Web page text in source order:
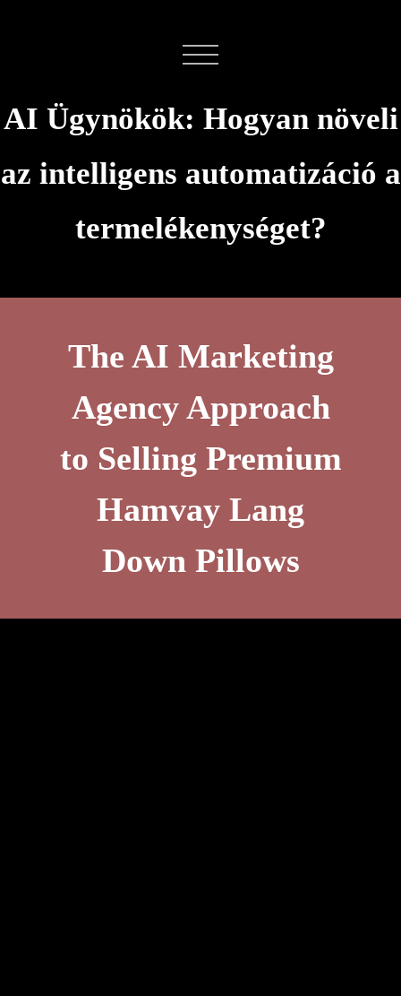
AI Ügynökök: Hogyan növeli
az intelligens automatizáció a
termelékenységet?
The AI Marketing
Agency Approach
to Selling Premium
Hamvay Lang
Down Pillows